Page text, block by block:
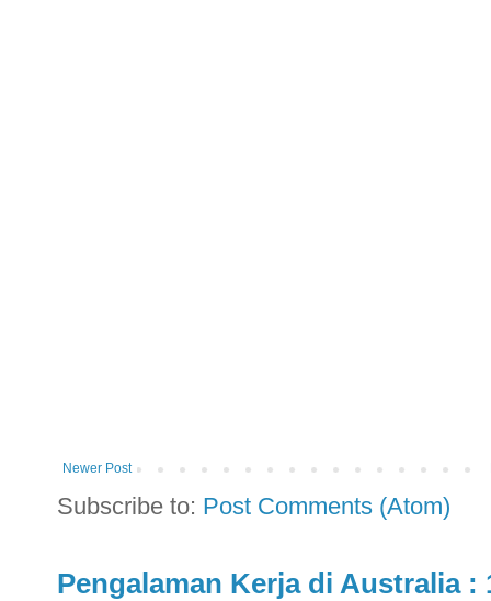
Newer Post
Subscribe to: Post Comments (Atom)
Pengalaman Kerja di Australia :